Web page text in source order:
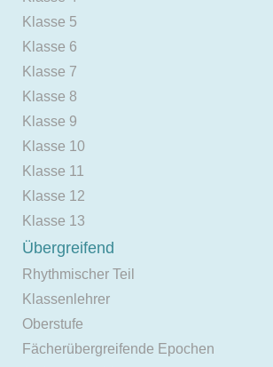
Klasse 5
Klasse 6
Klasse 7
Klasse 8
Klasse 9
Klasse 10
Klasse 11
Klasse 12
Klasse 13
Übergreifend
Rhythmischer Teil
Klassenlehrer
Oberstufe
Fächerübergreifende Epochen